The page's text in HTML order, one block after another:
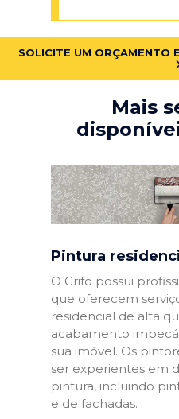
SOLICITE UM ORÇAMENTO
Mais
Pintura
O Grifo possui
que oferecem
residencial de alta
acabamento
sua imóvel. Os
ser experientes em
pintura, incluindo
e de fachadas.